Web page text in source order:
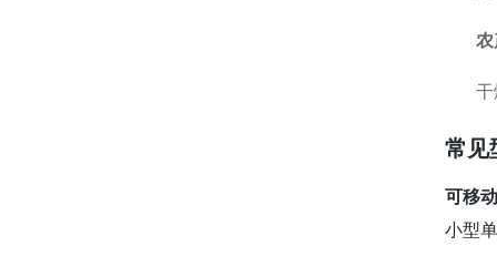
农
干
常见
可移
小型